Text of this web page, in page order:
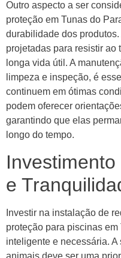
Outro aspecto a ser
proteção em Tunas do
durabilidade dos
projetadas para resistir ao
longa vida útil. A
limpeza e inspeção, é
continuem em ótimas
podem oferecer
garantindo que elas
longo do tempo.
e
Investir na instalação de
proteção para piscinas
inteligente e necessária.